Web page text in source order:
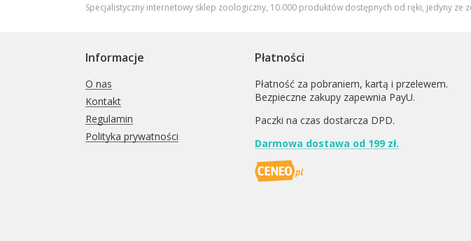
Specjalistyczny internetowy sklep zoologiczny, 10.000 produktów dostępnych od ręki, jedyny ze
Informacje
O nas
Kontakt
Regulamin
Polityka prywatności
Płatności
Płatność za pobraniem, kartą i przelewem.
Bezpieczne zakupy zapewnia PayU.
Paczki na czas dostarcza DPD.
Darmowa dostawa od 199 zł.